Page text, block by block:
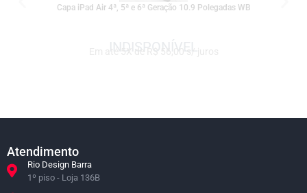
Capa iPad Air 4ª, 5ª e 6ª Geração 10.9 Polegadas WB
Atendimento
Rio Design Barra
1º piso - Loja 136B